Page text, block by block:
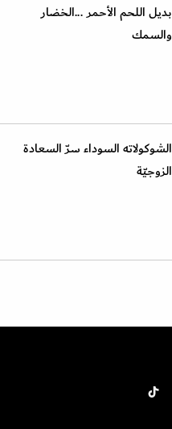
بديل اللحم الأحمر ...الخضار
والسمك
الشوكولاته السوداء سرّ السعادة
الزوجيّة